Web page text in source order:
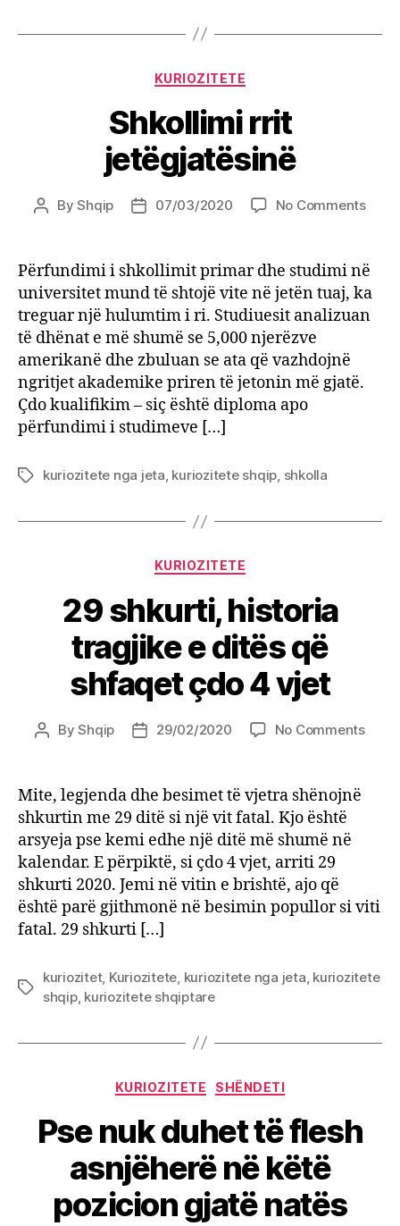
Categories
KURIOZITETE
Shkollimi rrit
jetëgjatësinë
PostByShqip
Post07/03/2020 No Commentson
Përfundimi i shkollimit primar dhe studimi në
universitet mund të shtojë vite në jetën tuaj, ka
treguar një hulumtim i ri. Studiuesit analizuan
të dhënat e më shumë se 5,000 njerëzve
amerikanë dhe zbuluan se ata që vazhdojnë
ngritjet akademike priren të jetonin më gjatë.
Çdo kualifikim – siç është diploma apo
përfundimi i studimeve […]
Tagskuriozitete nga jeta, kuriozitete shqip, shkolla
Categories
KURIOZITETE
29 shkurti, historia
tragjike e ditës që
shfaqet çdo 4 vjet
PostByShqip
Post29/02/2020 No Commentson
çdo
Mite, legjenda dhe besimet të vjetra shënojnë
shkurtin me 29 ditë si një vit fatal. Kjo është
arsyeja pse kemi edhe një ditë më shumë në
kalendar. E përpiktë, si çdo 4 vjet, arriti 29
shkurti 2020. Jemi në vitin e brishtë, ajo që
është parë gjithmonë në besimin popullor si viti
fatal. 29 shkurti […]
Tags
kuriozitet, Kuriozitete kuriozitete nga jeta kuriozitete
shqip, kuriozitete shqiptare
Categories
KURIOZITETE SHËNDETI
Pse nuk duhet të flesh
asnjëherë në këtë
pozicion gjatë natës